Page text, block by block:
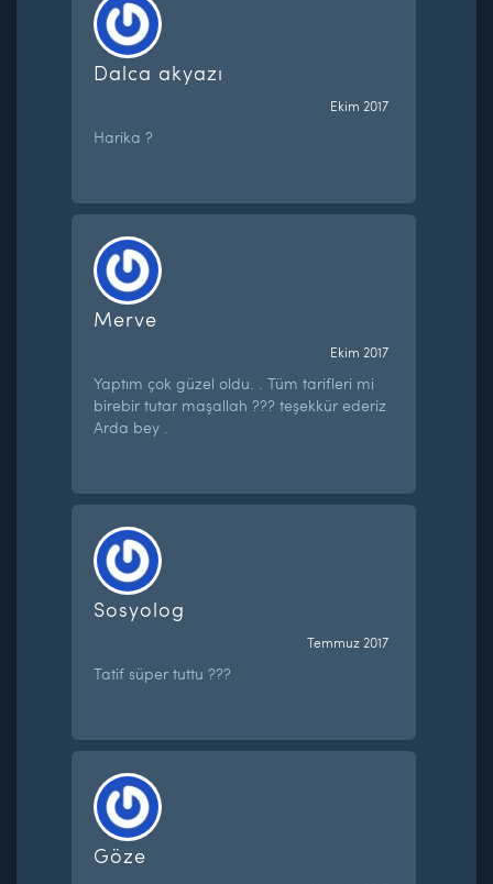
Dalca akyazı
Ekim 2017
Harika ?
Merve
Ekim 2017
Yaptım çok güzel oldu. . Tüm tarifleri mi
birebir tutar maşallah ??? teşekkür ederiz
Arda bey .
Sosyolog
Temmuz 2017
Tatif süper tuttu ???
Göze